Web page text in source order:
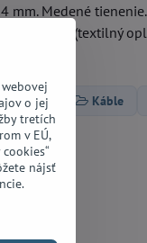
mm. Medené
čierna (textilný
Káble Káble
E-
mail
o jej
tretích
v EÚ,
nájsť